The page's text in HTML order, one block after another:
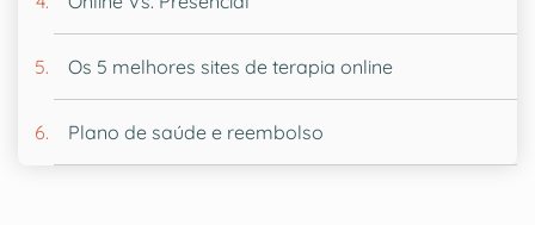
Os 5 melhores sites de terapia online
Plano de saúde e reembolso